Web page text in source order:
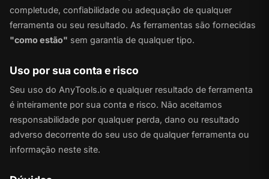
completude, confiabilidade ou adequação de qualquer
ferramenta ou seu resultado. As ferramentas são fornecidas
"como estão" sem garantia de qualquer tipo.
Uso por sua conta e risco
Seu uso do AnyTools.io e qualquer resultado de ferramenta
é inteiramente por sua conta e risco. Não aceitamos
responsabilidade por qualquer perda, dano ou resultado
adverso decorrente do seu uso de qualquer ferramenta ou
informação neste site.